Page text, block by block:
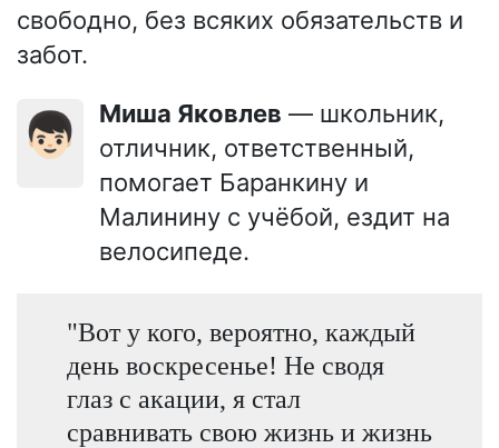
свободно, без всяких обязательств и
забот.
👦🏻 Миша Яковлев — школьник,
отличник, ответственный,
помогает Баранкину и
Малинину с учёбой, ездит на
велосипеде.
"Вот у кого, вероятно, каждый
день воскресенье! Не сводя
глаз с акации, я стал
сравнивать свою жизнь и жизнь